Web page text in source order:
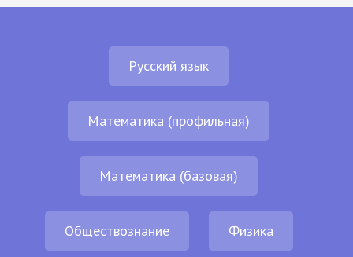
Русский язык
Математика (профильная)
Математика (базовая)
Обществознание Физика